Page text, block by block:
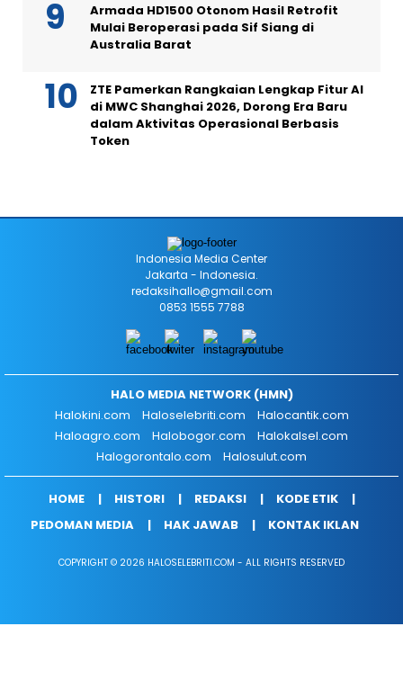
Armada HD1500 Otonom Hasil Retrofit
Mulai Beroperasi pada Sif Siang di
Australia Barat
ZTE Pamerkan Rangkaian Lengkap Fitur AI
di MWC Shanghai 2026, Dorong Era Baru
dalam Aktivitas Operasional Berbasis
Token
Indonesia Media Center
Jakarta - Indonesia.
redaksihallo@gmail.com
0853 1555 7788
HALO MEDIA NETWORK (HMN)
Halokini.com
Haloselebriti.com
Halocantik.com
Haloagro.com
Halobogor.com
Halokalsel.com
Halogorontalo.com
Halosulut.com
HOME HISTORI REDAKSI
KODE ETIK
PEDOMAN MEDIA
HAK JAWAB KONTAK IKLAN
COPYRIGHT © 2026 HALOSELEBRITI.COM - ALL RIGHTS RESERVED